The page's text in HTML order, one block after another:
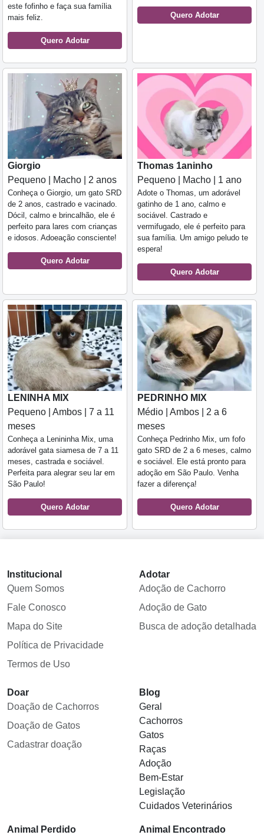
este fofinho e faça sua família
mais feliz.
Quero Adotar
Quero Adotar
Giorgio
Pequeno | Macho | 2 anos
Conheça o Giorgio, um gato SRD
de 2 anos, castrado e vacinado.
Dócil, calmo e brincalhão, ele é
perfeito para lares com crianças
e idosos. Adoeação consciente!
Quero Adotar
Thomas 1aninho
Pequeno | Macho | 1 ano
Adote o Thomas, um adorável
gatinho de 1 ano, calmo e
sociável. Castrado e
vermifugado, ele é perfeito para
sua família. Um amigo peludo te
espera!
Quero Adotar
LENINHA MIX
Pequeno | Ambos | 7 a 11
meses
Conheça a Lenininha Mix, uma
adorável gata siamesa de 7 a 11
meses, castrada e sociável.
Perfeita para alegrar seu lar em
São Paulo!
Quero Adotar
PEDRINHO MIX
Médio | Ambos | 2 a 6
meses
Conheça Pedrinho Mix, um fofo
gato SRD de 2 a 6 meses, calmo
e sociável. Ele está pronto para
adoção em São Paulo. Venha
fazer a diferença!
Quero Adotar
Institucional
Quem Somos
Fale Conosco
Mapa do Site
Política de Privacidade
Termos de Uso
Adotar
Adoção de Cachorro
Adoção de Gato
Busca de adoção detalhada
Doar
Doação de Cachorros
Doação de Gatos
Cadastrar doação
Blog
Geral
Cachorros
Gatos
Raças
Adoção
Bem-Estar
Legislação
Cuidados Veterinários
Animal Perdido
Animal Encontrado